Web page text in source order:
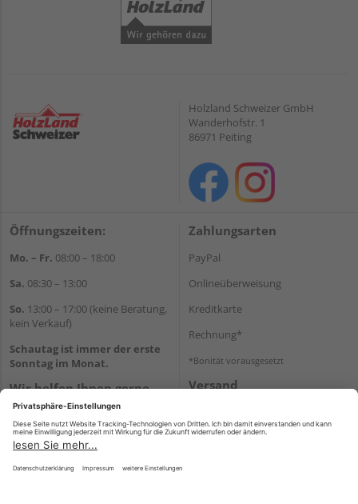
Holzland Schweizer GmbH
Wanderhofstr. 1
86971 Peiting
Öffnungszeiten:
Mo. – Fr. 08:00 – 18:00
Sa. 08:30 – 13:00
So. 13:00 – 17:00 (keine Beratung,
kein Verkauf)
Schautag ist immer der erste
Sonntag im Monat.
Wir helfen Ihnen gerne
weiter
Tel.:+49 8861 25240
E-Mail:info@holzland-
schweizer.de
Zahlungsarten
PayPal
Onlineüberweisung
Kreditkarte
Rechnung*
*Bonität vorausgesetzt
Versand